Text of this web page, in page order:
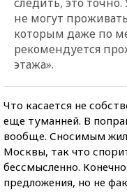
не могут
которым даже по
рекомендуется
этажа».
Что касается не
еще туманней. В
вообще. Сносимым
Москвы, так что
бессмысленно.
предложения, но не